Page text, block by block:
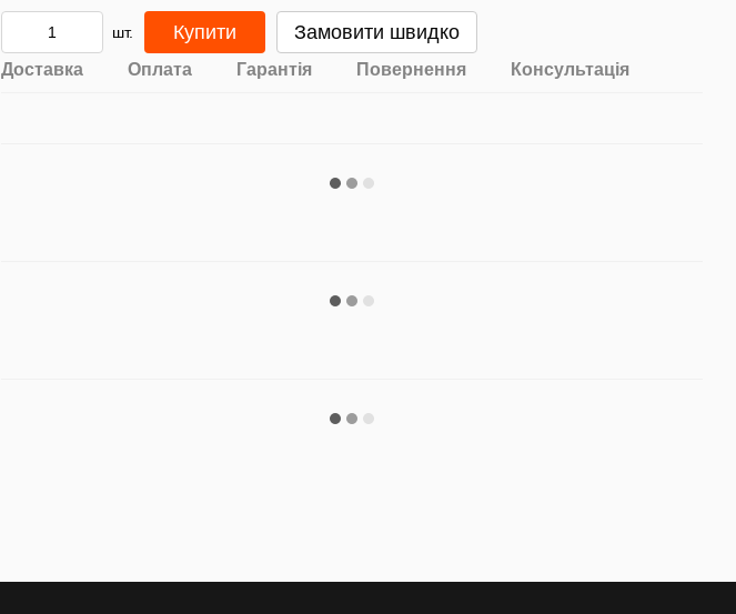
шт. Купити Замовити швидко
Доставка Оплата Гарантія Повернення Консультація